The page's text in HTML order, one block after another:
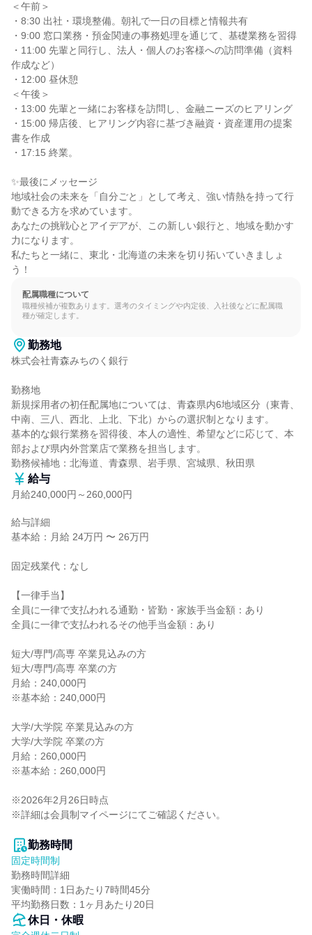
＜午前＞
・8:30 出社・環境整備。朝礼で一日の目標と情報共有
・9:00 窓口業務・預金関連の事務処理を通じて、基礎業務を習得
・11:00 先輩と同行し、法人・個人のお客様への訪問準備（資料
作成など）
・12:00 昼休憩
＜午後＞
・13:00 先輩と一緒にお客様を訪問し、金融ニーズのヒアリング
・15:00 帰店後、ヒアリング内容に基づき融資・資産運用の提案
書を作成
・17:15 終業。
✨最後にメッセージ
地域社会の未来を「自分ごと」として考え、強い情熱を持って行
動できる方を求めています。
あなたの挑戦心とアイデアが、この新しい銀行と、地域を動かす
力になります。
私たちと一緒に、東北・北海道の未来を切り拓いていきましょ
う！
配属職種について
職種候補が複数あります。選考のタイミングや内定後、入社後などに配属職
種が確定します。
勤務地
株式会社青森みちのく銀行
勤務地
新規採用者の初任配属地については、青森県内6地域区分（東青、
中南、三八、西北、上北、下北）からの選択制となります。
基本的な銀行業務を習得後、本人の適性、希望などに応じて、本
部および県内外営業店で業務を担当します。
勤務候補地：北海道、青森県、岩手県、宮城県、秋田県
給与
月給240,000円～260,000円
給与詳細
基本給：月給 24万円 〜 26万円
固定残業代：なし
【一律手当】
全員に一律で支払われる通勤・皆勤・家族手当金額：あり
全員に一律で支払われるその他手当金額：あり
短大/専門/高専 卒業見込みの方
短大/専門/高専 卒業の方
月給：240,000円
※基本給：240,000円
大学/大学院 卒業見込みの方
大学/大学院 卒業の方
月給：260,000円
※基本給：260,000円
※2026年2月26日時点
※詳細は会員制マイページにてご確認ください。
勤務時間
固定時間制
勤務時間詳細
実働時間：1日あたり7時間45分
平均勤務日数：1ヶ月あたり20日
休日・休暇